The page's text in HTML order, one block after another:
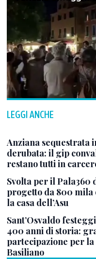
LEGGI ANCHE
Anziana sequestrata
derubata: il gip
restano tutti in
Svolta per il Pala360
progetto da 800
la casa dell’Asu
Sant’Osvaldo
400 anni di storia:
partecipazione per la
Basiliano